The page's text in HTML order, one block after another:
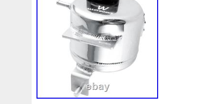
proviennent de véhicules avec volant à
véhicule est avec volant à droite RHD,
peuvent ne pas être compatibles. Nous
faire en sorte que tout le processus de
les meilleures conditions afin d’assurer
et satisfaisante pour le client, bien que
parfois survenir. Nous vous remercions
lors de votre évaluation. Nous nous
¿Quieres que te aseguremos que esta
tu vehículo? Solo tienes que enviarnos
ficha técnica y/o la referencia de tu
nous nous assurions que cette pièce
véhicule? Nous pouvons le vérifier! Il
envoyer une photo de la fiche
votre pièce. Do you want us to make
your vehicle? We can check it! Just
technical data sheet and/or the